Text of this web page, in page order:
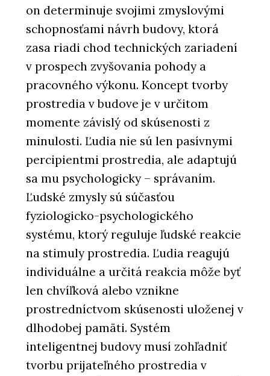
on determinuje svojimi zmyslovými
schopnosťami návrh budovy, ktorá
zasa riadi chod technických zariadení
v prospech zvyšovania pohody a
pracovného výkonu. Koncept tvorby
prostredia v budove je v určitom
momente závislý od skúsenosti z
minulosti. Ľudia nie sú len pasívnymi
percipientmi prostredia, ale adaptujú
sa mu psychologicky – správaním.
Ľudské zmysly sú súčasťou
fyziologicko-psychologického
systému, ktorý reguluje ľudské reakcie
na stimuly prostredia. Ľudia reagujú
individuálne a určitá reakcia môže byť
len chvíľková alebo vznikne
prostredníctvom skúsenosti uloženej v
dlhodobej pamäti. Systém
inteligentnej budovy musí zohľadniť
tvorbu prijateľného prostredia v